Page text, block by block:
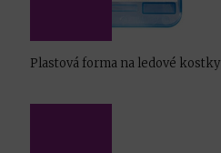
Plastová forma na ledové kostky